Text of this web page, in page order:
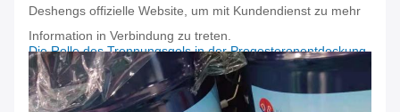
Deshengs offizielle Website, um mit Kundendienst zu mehr
Information in Verbindung zu treten.
Die Rolle des Trennungsgels in der Progesteronentdeckung